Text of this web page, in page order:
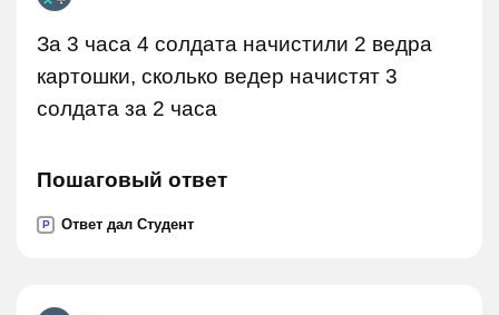
За 3 часа 4 солдата начистили 2 ведра
картошки, сколько ведер начистят 3
солдата за 2 часа
Пошаговый ответ
P Ответ дал Студент